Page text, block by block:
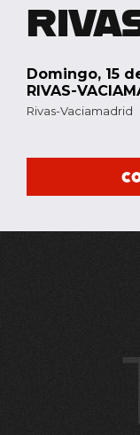
domingo, 15
RIVAS-
Rivas-Vaciamadrid